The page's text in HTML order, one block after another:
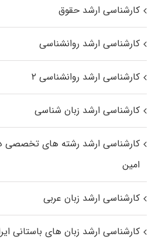
کارشناسی ارشد حقوق
کارشناسی ارشد روانشناسی
کارشناسی ارشد روانشناسی ۲
کارشناسی ارشد زبان شناسی
کارشناسی ارشد رﺷﺘﻪ ﻫﺎی تخصصی
اﻣﻴﻦ
کارشناسی ارشد زبان عربی
کارشناسی ارشد زبان‌ های باستانی